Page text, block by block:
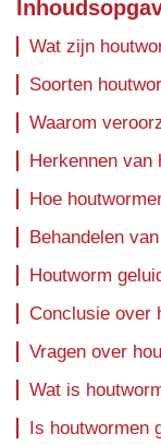
Wat zijn
Soorten
Waarom
Herkennen van
Hoe
Behandelen
Houtworm
Conclusie over
Vragen over
Wat is
Is houtwormen